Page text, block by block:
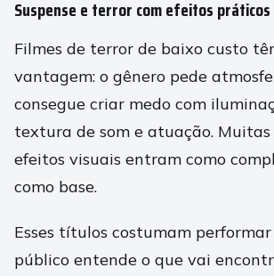
Suspense e terror com efeitos práticos
Filmes de terror de baixo custo
vantagem: o gênero pede
consegue criar medo com
textura de som e atuação. Muitas
efeitos visuais entram como
como base.
Esses títulos costumam
público entende o que vai